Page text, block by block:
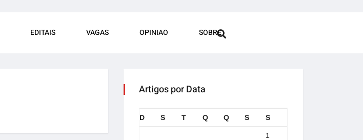
EDITAIS VAGAS OPINIAO SOBRE
Artigos por Data
D S T Q Q S S
1